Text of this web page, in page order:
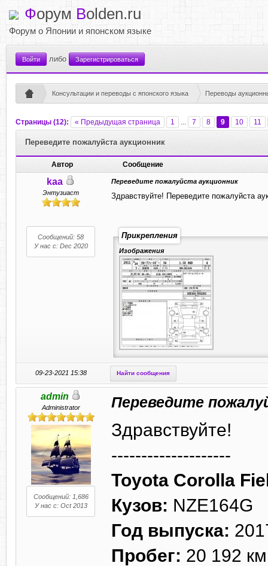
Форум Bolden.ru
Форум о Японии и японском языке
Войти либо Зарегистрироваться
Консультации и переводы с японского языка Переводы
Страницы (12): « Предыдущая страница 1 ... 7 8 9 10 11
Переведите пожалуйста аукционник
Автор Сообщение
kaa
Энтузиаст
Сообщений: 58
У нас с: Dec 2020
Переведите пожалуйста аукционник
Здравствуйте! Переведите пожалуйста
Прикрепления
Изображения
09-23-2021 15:38 Найти сообщения
admin
Administrator
Сообщений: 1,686
У нас с: Oct 2013
Переведите
Здравствуйте!
--------------------
Toyota Corolla
Кузов: NZE164G
Год выпуска:
Пробег: 20 192 км